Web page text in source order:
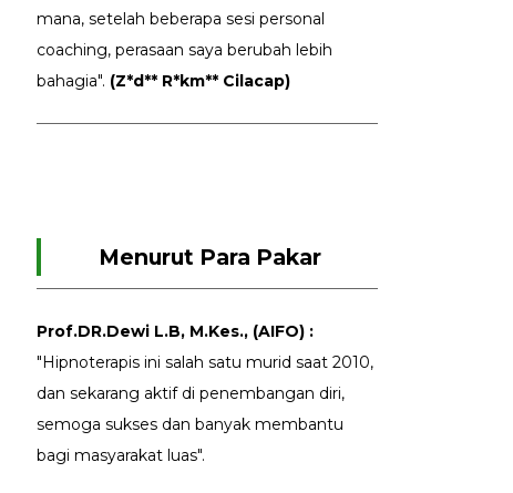
mana, setelah beberapa sesi personal
coaching, perasaan saya berubah lebih
bahagia". (Z*d** R*km** Cilacap)
Menurut Para Pakar
Prof.DR.Dewi L.B, M.Kes., (AIFO) :
"Hipnoterapis ini salah satu murid saat 2010,
dan sekarang aktif di penembangan diri,
semoga sukses dan banyak membantu
bagi masyarakat luas".